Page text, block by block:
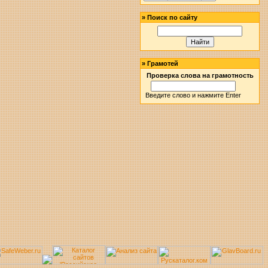
»Поиск по сайту
»Грамотей
Проверка слова на грамотность
Введите слово и нажмите Enter